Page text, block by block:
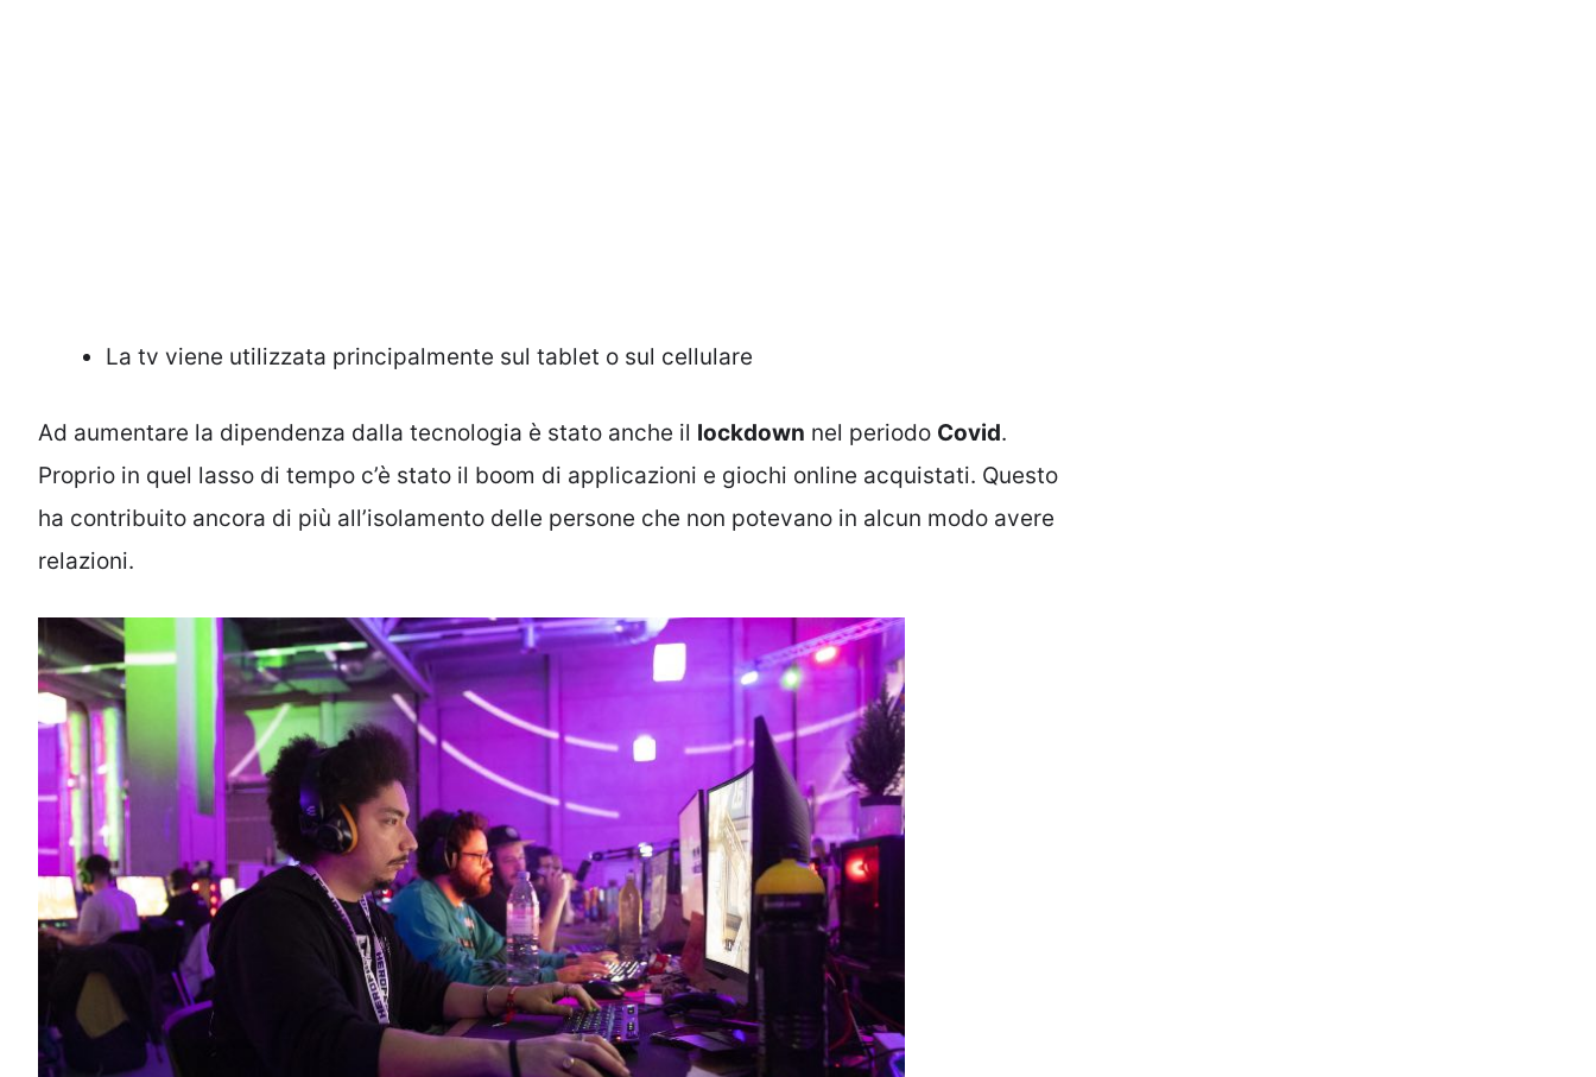
La tv viene utilizzata principalmente sul tablet o sul cellulare
Ad aumentare la dipendenza dalla tecnologia è stato anche il lockdown nel periodo Covid.
Proprio in quel lasso di tempo c’è stato il boom di applicazioni e giochi online acquistati. Questo
ha contribuito ancora di più all’isolamento delle persone che non potevano in alcun modo avere
relazioni.